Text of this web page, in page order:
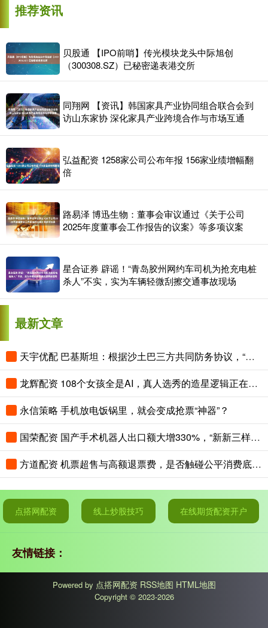
推荐资讯
贝股通 【IPO前哨】传光模块龙头中际旭创
（300308.SZ）已秘密递表港交所
同翔网 【资讯】韩国家具产业协同组合联合会到
访山东家协 深化家具产业跨境合作与市场互通
弘益配资 1258家公司公布年报 156家业绩增幅翻
倍
路易泽 博迅生物：董事会审议通过《关于公司
2025年度董事会工作报告的议案》等多项议案
星合证券 辟谣！“青岛胶州网约车司机为抢充电桩
杀人”不实，实为车辆轻微刮擦交通事故现场
最新文章
天宇优配 巴基斯坦：根据沙土巴三方共同防务协议，“对任何一方的攻击都将被视为对所有签署国的攻击”
龙辉配资 108个女孩全是AI，真人选秀的造星逻辑正在被改写
永信策略 手机放电饭锅里，就会变成抢票“神器”？
国荣配资 国产手术机器人出口额大增330%，“新新三样”圈粉全球
方道配资 机票超售与高额退票费，是否触碰公平消费底线？
点搭网配资 线上炒股技巧 在线期货配资开户
友情链接：
Powered by 点搭网配资 RSS地图 HTML地图
Copyright © 2023-2026